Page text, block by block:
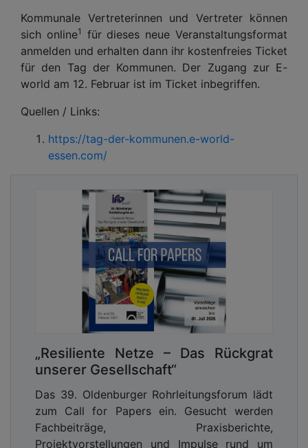
Kommunale Vertreterinnen und Vertreter können
sich online1
für dieses neue Veranstaltungsformat
anmelden und erhalten dann ihr kostenfreies Ticket
für den Tag der Kommunen. Der Zugang zur E-
world am 12. Februar ist im Ticket inbegriffen.
Quellen / Links:
https://tag-der-kommunen.e-world-
essen.com/
„Resiliente Netze – Das Rückgrat
unserer Gesellschaft“
Das 39. Oldenburger Rohrleitungsforum lädt
zum Call for Papers ein. Gesucht werden
Fachbeiträge, Praxisberichte,
Projektvorstellungen und Impulse rund um